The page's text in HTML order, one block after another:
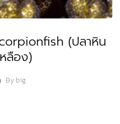
(ปลาหิน
ลือง)
Bybig